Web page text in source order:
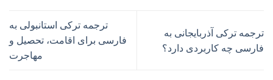
ترجمه ترکی آذربایجانی به
فارسی چه کاربردی دارد؟
ترجمه ترکی استانبولی به
فارسی برای اقامت، تحصیل و
مهاجرت